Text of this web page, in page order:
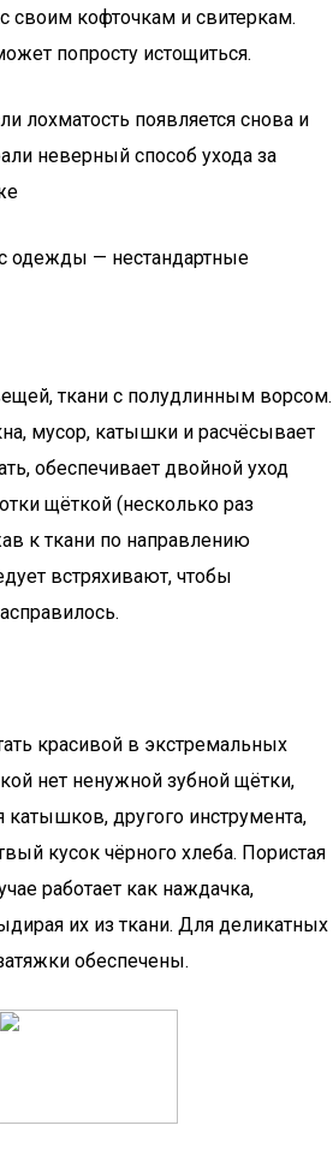
своим кофточкам и свитеркам.
попросту истощиться.
лохматость появляется снова и
неверный способ ухода за
одежды — нестандартные
ткани с полудлинным ворсом.
мусор, катышки и расчёсывает
обеспечивает двойной уход
щёткой (несколько раз
к ткани по направлению
встряхивают, чтобы
красивой в экстремальных
нет ненужной зубной щётки,
другого инструмента,
кусок чёрного хлеба. Пористая
работает как наждачка,
их из ткани. Для деликатных
обеспечены.